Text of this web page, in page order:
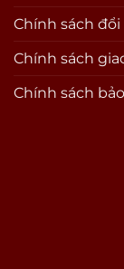
Chính sách
Chính sách
Chính sách